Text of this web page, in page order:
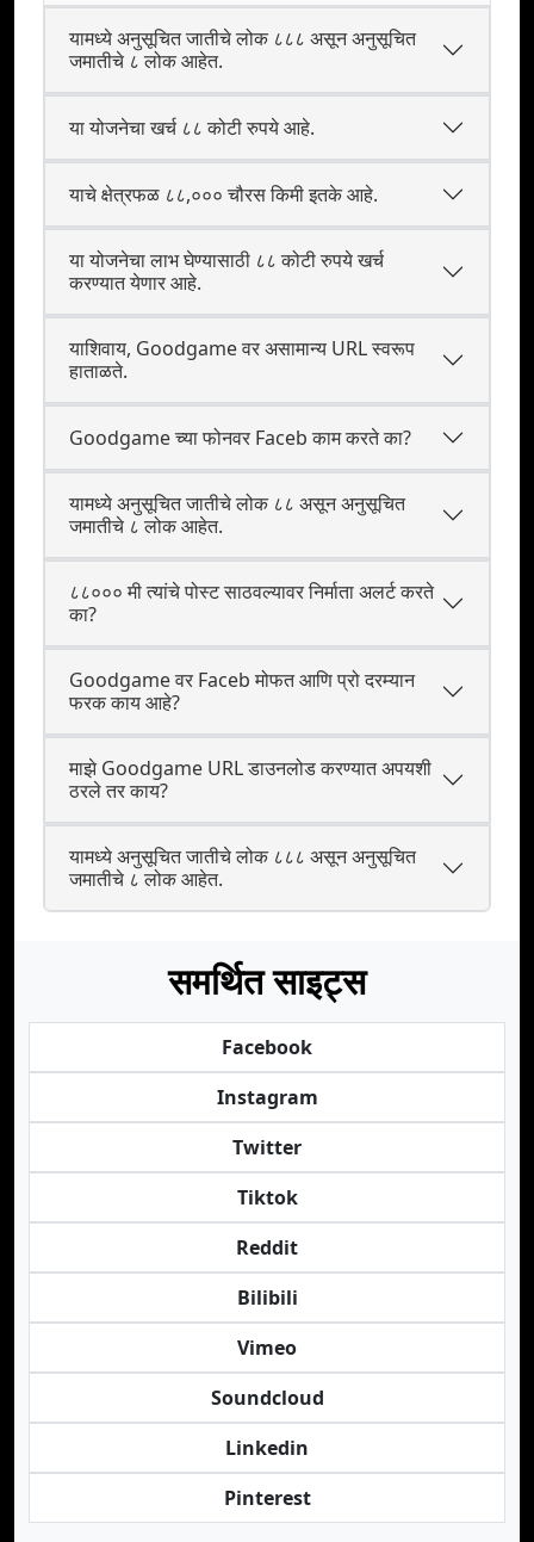
यामध्ये अनुसूचित जातीचे लोक ८८८ असून अनुसूचित
जमातीचे ८ लोक आहेत.
या योजनेचा खर्च ८८ कोटी रुपये आहे.
याचे क्षेत्रफळ ८८,००० चौरस किमी इतके आहे.
या योजनेचा लाभ घेण्यासाठी ८८ कोटी रुपये खर्च
करण्यात येणार आहे.
याशिवाय, Goodgame वर असामान्य URL स्वरूप
हाताळते.
Goodgame च्या फोनवर Faceb काम करते का?
यामध्ये अनुसूचित जातीचे लोक ८८ असून अनुसूचित
जमातीचे ८ लोक आहेत.
८८००० मी त्यांचे पोस्ट साठवल्यावर निर्माता अलर्ट करते
का?
Goodgame वर Faceb मोफत आणि प्रो दरम्यान
फरक काय आहे?
माझे Goodgame URL डाउनलोड करण्यात अपयशी
ठरले तर काय?
यामध्ये अनुसूचित जातीचे लोक ८८८ असून अनुसूचित
जमातीचे ८ लोक आहेत.
समर्थित साइट्स
Facebook
Instagram
Twitter
Tiktok
Reddit
Bilibili
Vimeo
Soundcloud
Linkedin
Pinterest